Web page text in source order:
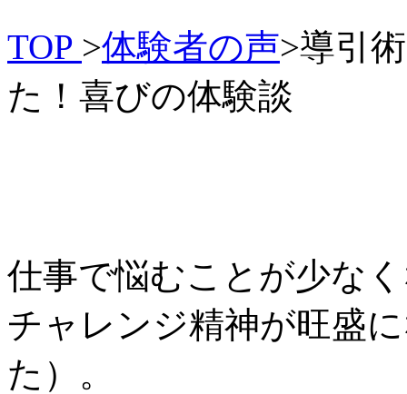
TOP >体験者の声>導引
た！喜びの体験談
仕事で悩むことが少な
チャレンジ精神が旺盛
た）。